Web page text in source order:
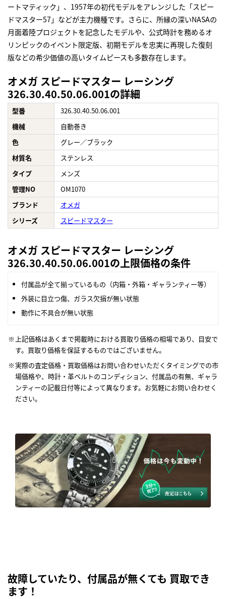
ートマティック」、1957年の初代モデルをアレンジした「スピー
ドマスター57」などが主力機種です。さらに、所縁の深いNASAの
月面着陸プロジェクトを記念したモデルや、公式時計を務めるオ
リンピックのイベント限定版、初期モデルを忠実に再現した復刻
版などの希少価値の高いタイムピースも多数存在します。
オメガ スピードマスター レーシング
326.30.40.50.06.001の詳細
型番
326.30.40.50.06.001
機械
自動巻き
色
グレー／ブラック
材質名
ステンレス
タイプ
メンズ
管理NO
OM1070
ブランド
オメガ
シリーズ
スピードマスター
オメガ スピードマスター レーシング
326.30.40.50.06.001の上限価格の条件
付属品が全て揃っているもの（内箱・外箱・ギャランティー等）
外装に目立つ傷、ガラス欠損が無い状態
動作に不具合が無い状態
上記価格はあくまで掲載時における買取り価格の相場であり、目安で
す。買取り価格を保証するものではございません。
実際の査定価格・買取価格はお問い合わせいただくタイミングでの市
場価格や、時計・革ベルトのコンディション、付属品の有無、ギャラ
ンティーの記載日付等によって異なります。お気軽にお問い合わせく
ださい。
故障していたり、付属品が無くても 買取でき
ます！